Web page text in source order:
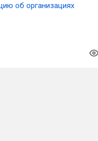
об организациях